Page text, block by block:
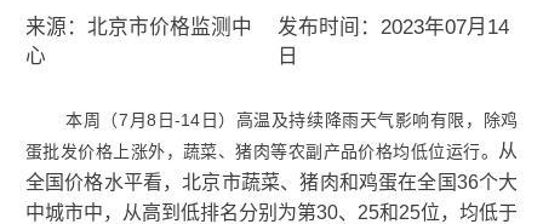
来源：北京市价格监测中
心
发布时间：2023年07月14
日
本周（7月8日-14日）高温及持续降雨天气影响有限，除鸡
蛋批发价格上涨外，蔬菜、猪肉等农副产品价格均低位运行。
从
全国价格水平看，北京市蔬菜、猪肉和鸡蛋在全国36个大
中城市中，从高到低排名分别为第30、25和25位，均低于